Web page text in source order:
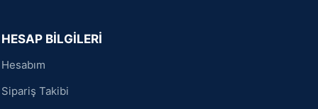
HESAP BİLGİLERİ
Hesabım
Sipariş Takibi